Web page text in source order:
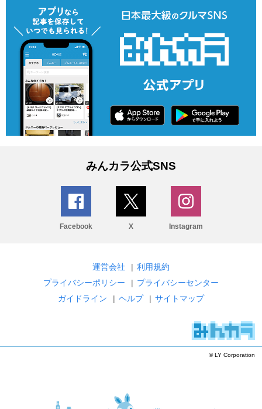
みんカラ公式SNS
Facebook X Instagram
運営会社 | 利用規約
プライバシーポリシー
| プライバシーセンター
ガイドライン
| ヘルプ | サイトマップ
© LY Corporation